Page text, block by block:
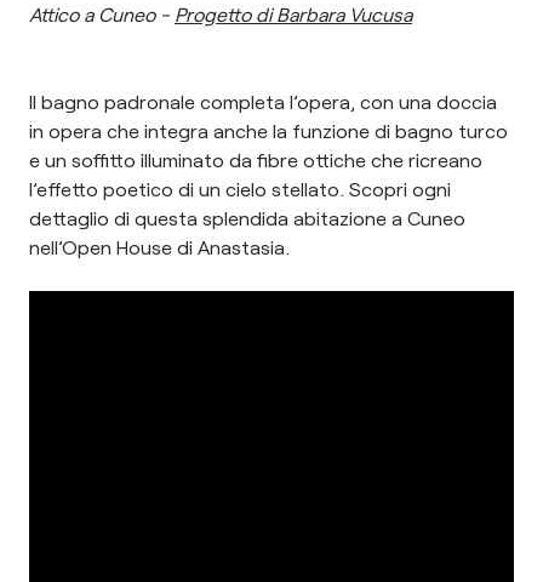
Attico a Cuneo - Progetto di Barbara Vucusa
Il bagno padronale completa l’opera, con una doccia
in opera che integra anche la funzione di bagno turco
e un soffitto illuminato da fibre ottiche che ricreano
l’effetto poetico di un cielo stellato. Scopri ogni
dettaglio di questa splendida abitazione a Cuneo
nell’Open House di Anastasia.